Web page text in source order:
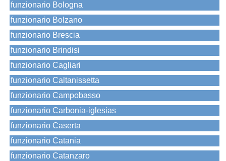
funzionario Bologna
funzionario Bolzano
funzionario Brescia
funzionario Brindisi
funzionario Cagliari
funzionario Caltanissetta
funzionario Campobasso
funzionario Carbonia-iglesias
funzionario Caserta
funzionario Catania
funzionario Catanzaro